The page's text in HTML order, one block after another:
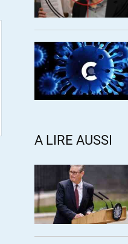
A LIRE AUSSI